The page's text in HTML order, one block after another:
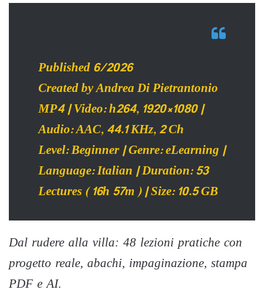
Published 6/2026
Created by Andrea Di Pietrantonio
MP4 | Video: h264, 1920×1080 |
Audio: AAC, 44.1 KHz, 2 Ch
Level: Beginner | Genre: eLearning |
Language: Italian | Duration: 53
Lectures ( 16h 57m ) | Size: 10.5 GB
Dal rudere alla villa: 48 lezioni pratiche con
progetto reale, abachi, impaginazione, stampa
PDF e AI.